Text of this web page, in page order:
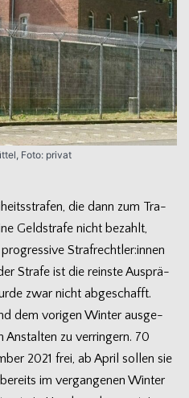
Foto: privat
die dann zum Tra­
Geld­strafe nicht bezahlt,
Strafrechtler:innen
Strafe ist die reinste Aus­prä­
zwar nicht abge­schafft.
dem vori­gen Win­ter aus­ge­
Anstal­ten zu ver­rin­gern. 70
2021 frei, ab April sol­len sie
im ver­gan­ge­nen Win­ter